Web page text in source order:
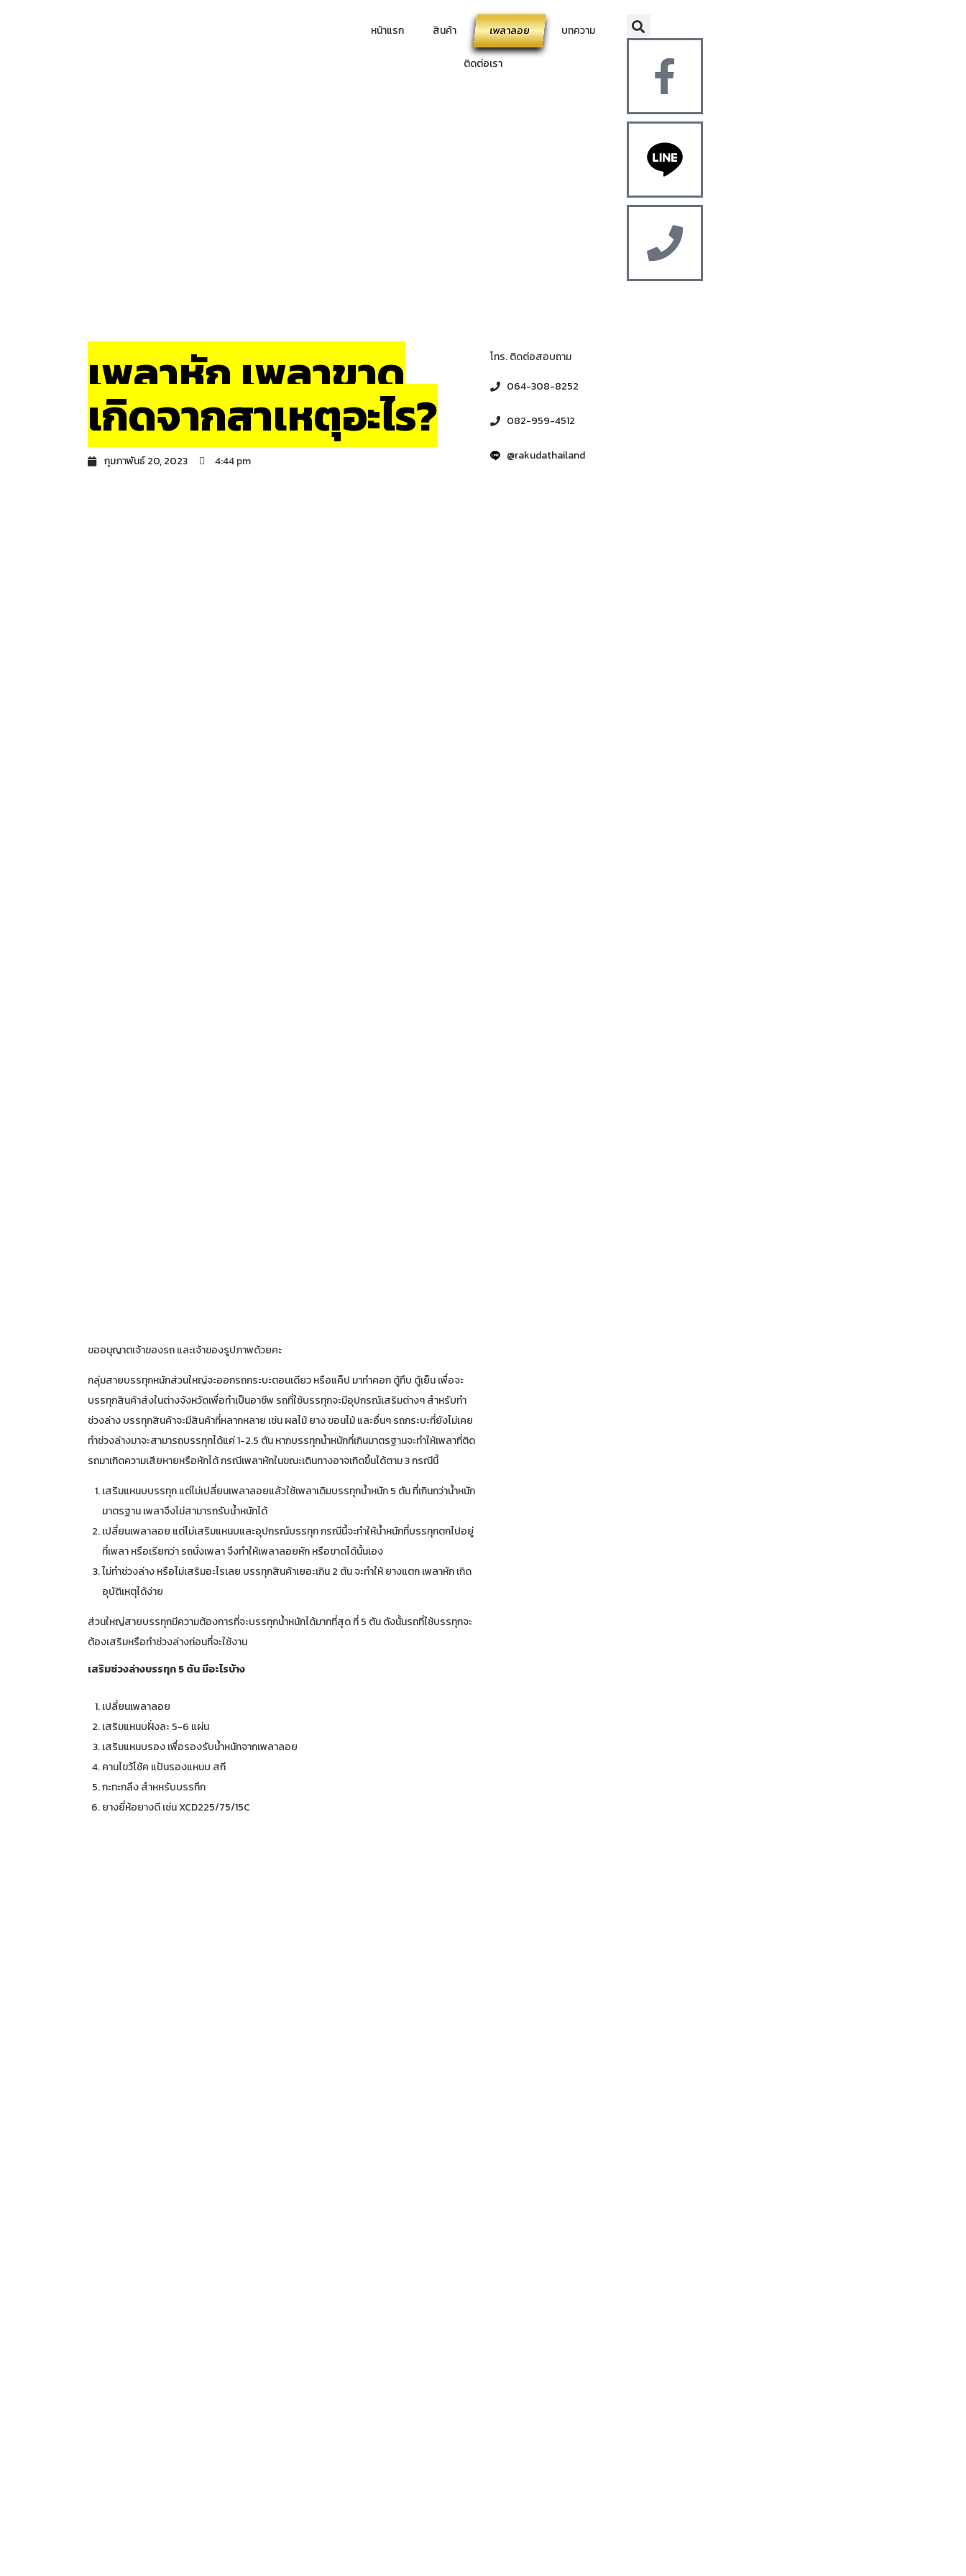
หน้าแรก สินค้า เพลาลอย บทความ
ติดต่อเรา
เพลาหัก เพลาขาด
เกิดจากสาเหตุอะไร?
กุมภาพันธ์ 20, 2023 4:44 pm
ขออนุญาตเจ้าของรถ และเจ้าของรูปภาพด้วยคะ
กลุ่มสายบรรทุกหนักส่วนใหญ่จะออกรถกระบะตอนเดียว หรือแค็ป มาทำคอก ตู้ทึบ ตู้เย็น เพื่อจะ
บรรทุกสินค้าส่งในต่างจังหวัดเพื่อทำเป็นอาชีพ รถที่ใช้บรรทุกจะมีอุปกรณ์เสริมต่างๆ สำหรับทำ
ช่วงล่าง บรรทุกสินค้าจะมีสินค้าที่หลากหลาย เช่น ผลไม้ ยาง ขอนไม้ และอื่นๆ รถกระบะที่ยังไม่เคย
ทำช่วงล่างมาจะสามารถบรรทุกได้แค่ 1-2.5 ตัน หากบรรทุกน้ำหนักที่เกินมาตรฐานจะทำให้เพลาที่ติด
รถมาเกิดความเสียหายหรือหักได้ กรณีเพลาหักในขณะเดินทางอาจเกิดขึ้นได้ตาม 3 กรณีนี้
เสริมแหนบบรรทุก แต่ไม่เปลี่ยนเพลาลอยแล้วใช้เพลาเดิมบรรทุกน้ำหนัก 5 ตัน ที่เกินกว่าน้ำหนัก
มาตรฐาน เพลาจึงไม่สามารถรับน้ำหนักได้
เปลี่ยนเพลาลอย แต่ไม่เสริมแหนบและอุปกรณ์บรรทุก กรณีนี้จะทำให้น้ำหนักที่บรรทุกตกไปอยู่
ที่เพลา หรือเรียกว่า รถนั่งเพลา จึงทำให้เพลาลอยหัก หรือขาดได้นั้นเอง
ไม่ทำช่วงล่าง หรือไม่เสริมอะไรเลย บรรทุกสินค้าเยอะเกิน 2 ตัน จะทำให้ ยางแตก เพลาหัก เกิด
อุบัติเหตุได้ง่าย
ส่วนใหญ่สายบรรทุกมีความต้องการที่จะบรรทุกน้ำหนักได้มากที่สุด ที่ 5 ตัน ดังนั้นรถที่ใช้บรรทุกจะ
ต้องเสริมหรือทำช่วงล่างก่อนที่จะใช้งาน
เสริมช่วงล่างบรรทุก 5 ตัน มีอะไรบ้าง
เปลี่ยนเพลาลอย
เสริมแหนบฝั่งละ 5-6 แผ่น
เสริมแหนบรอง เพื่อรองรับน้ำหนักจากเพลาลอย
คานไขว้โช้ค แป้นรองแหนบ สกี
กะทะกลึง สำหหรับบรรทึก
ยางยี่ห้อยางดี เช่น XCD225/75/15C
โทร. ติดต่อสอบถาม
064-308-8252
082-959-4512
@rakudathailand